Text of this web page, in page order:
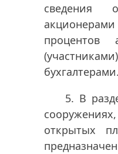
сведения
процентов
бухгалтерами.
5. В
открытых